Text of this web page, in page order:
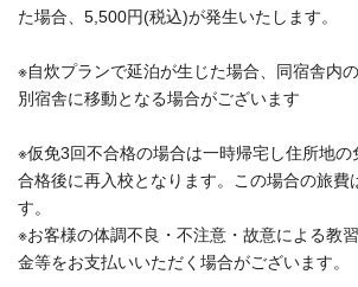
た場合、5,500円(税込)が発生いたします。
※自炊プランで延泊が生じた場合、同宿舎内
別宿舎に移動となる場合がございます
※仮免3回不合格の場合は一時帰宅し住所地
合格後に再入校となります。この場合の旅費
す。
※お客様の体調不良・不注意・故意による教
金等をお支払いいただく場合がございます。